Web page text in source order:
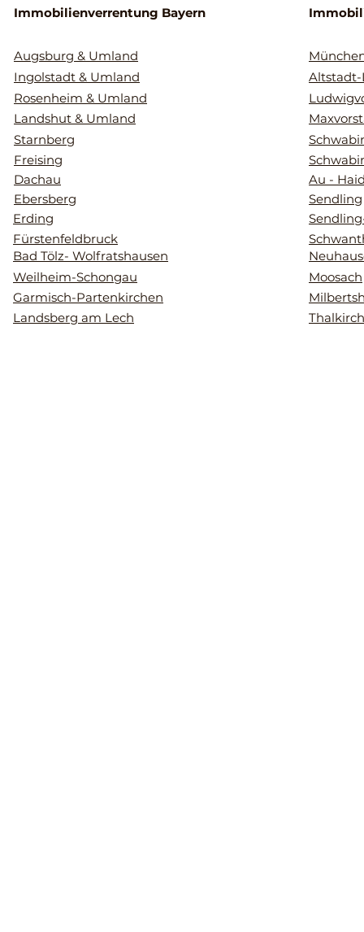
Immobilienverrentung Bayern
Augsburg & Umland
Ingolstadt & Umland
Rosenheim & Umland
Landshut & Umland
Starnberg
Freising
Dachau
Ebersberg
Erding
Fürstenfeldbruck
Bad Tölz- Wolfratshausen
Weilheim-Schongau
Garmisch-Partenkirchen
Landsberg am Lech
Altstadt-
Au -
Sendling
Moosach